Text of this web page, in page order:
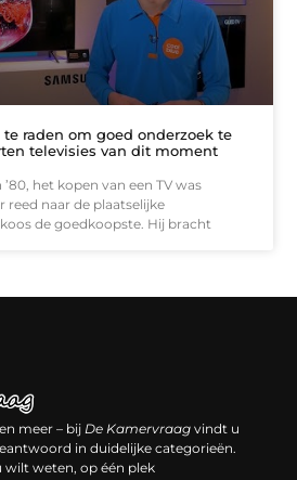
raden om goed onderzoek te
televisies van dit moment
het kopen van een TV was
reed naar de plaatselijke
de goedkoopste. Hij bracht
meer – bijDe Kamervraag vindt u
in duidelijke categorieën.
wilt weten, op één plek